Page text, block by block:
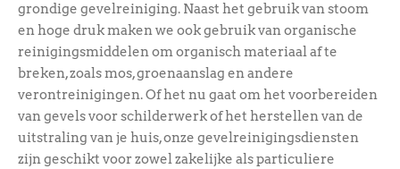
grondige gevelreiniging. Naast het gebruik van stoom
en hoge druk maken we ook gebruik van organische
reinigingsmiddelen om organisch materiaal af te
breken, zoals mos, groenaanslag en andere
verontreinigingen. Of het nu gaat om het voorbereiden
van gevels voor schilderwerk of het herstellen van de
uitstraling van je huis, onze gevelreinigingsdiensten
zijn geschikt voor zowel zakelijke als particuliere